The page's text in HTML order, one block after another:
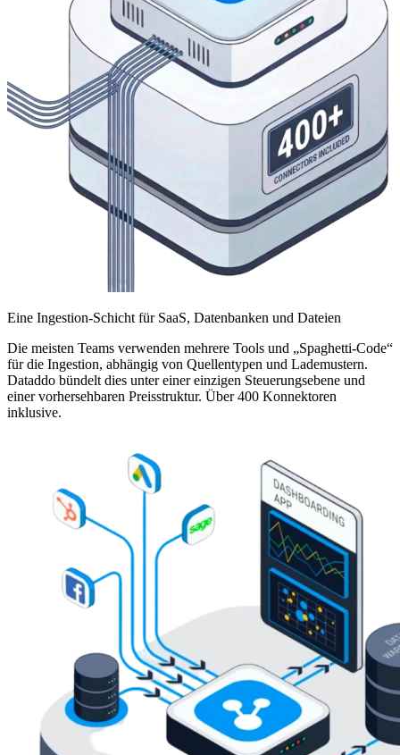
Eine Ingestion-Schicht für SaaS, Datenbanken und Dateien
Die meisten Teams verwenden mehrere Tools und „Spaghetti-Code“
für die Ingestion, abhängig von Quellentypen und Lademustern.
Dataddo bündelt dies unter einer einzigen Steuerungsebene und
einer vorhersehbaren Preisstruktur. Über 400 Konnektoren
inklusive.